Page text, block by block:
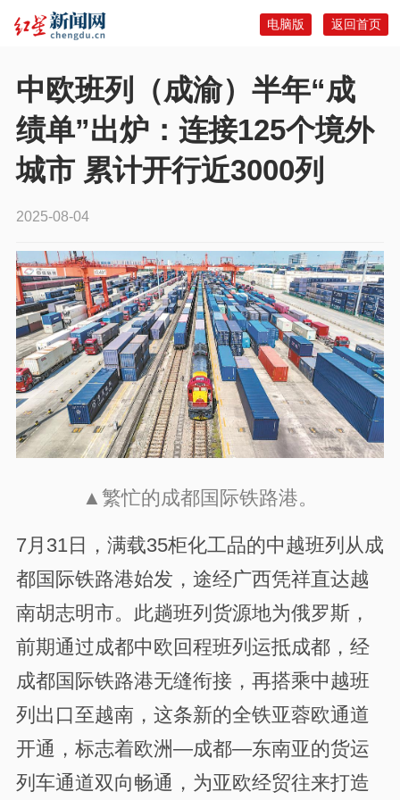
返回首页
电脑版
中欧班列（成渝）半年“成
绩单”出炉：连接125个境外
城市 累计开行近3000列
2025-08-04
▲繁忙的成都国际铁路港。
7月31日，满载35柜化工品的中越班列从成
都国际铁路港始发，途经广西凭祥直达越
南胡志明市。此趟班列货源地为俄罗斯，
前期通过成都中欧回程班列运抵成都，经
成都国际铁路港无缝衔接，再搭乘中越班
列出口至越南，这条新的全铁亚蓉欧通道
开通，标志着欧洲—成都—东南亚的货运
列车通道双向畅通，为亚欧经贸往来打造